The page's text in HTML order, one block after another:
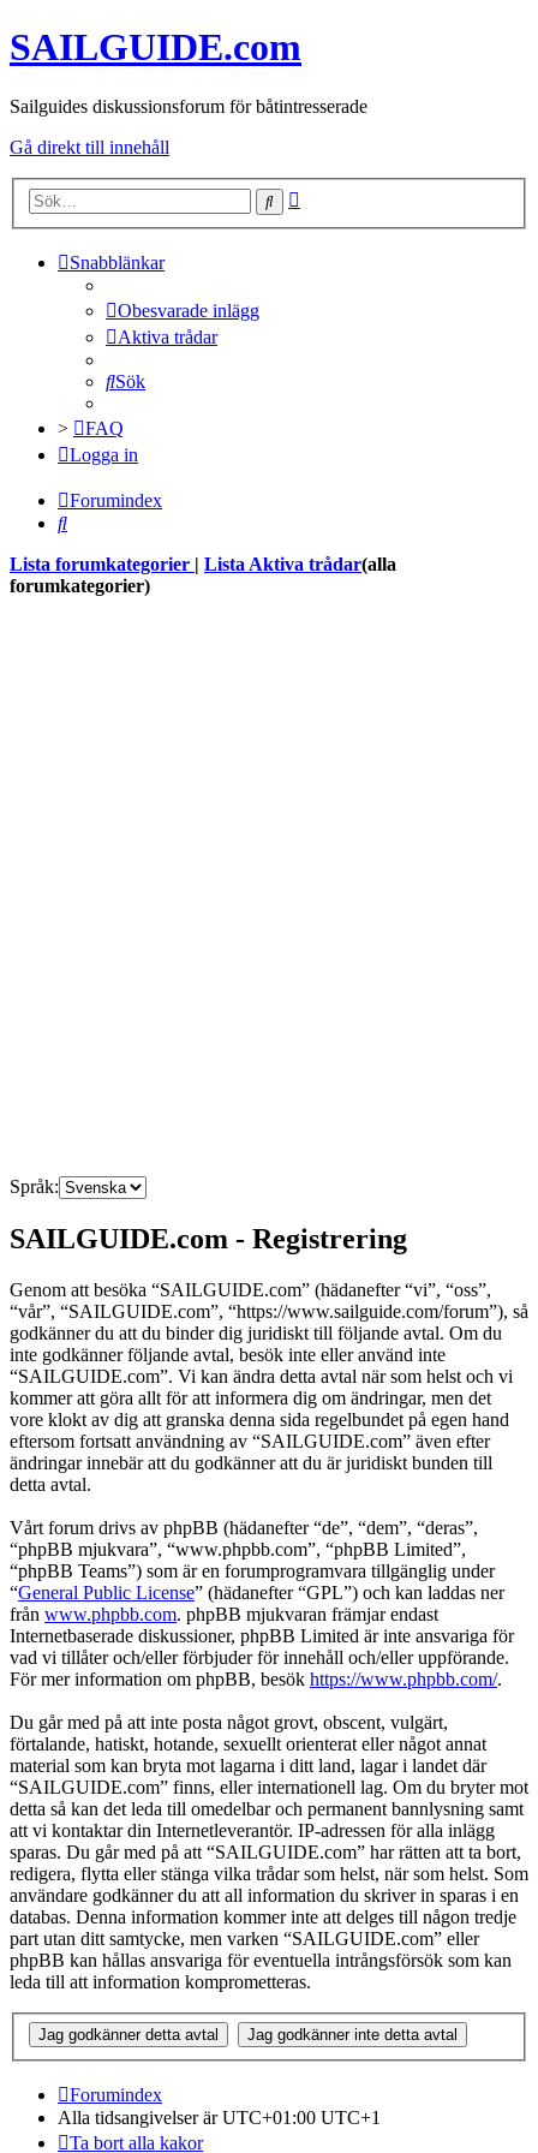
SAILGUIDE.com
Sailguides diskussionsforum för båtintresserade
Gå direkt till innehåll
Sök
Snabblänkar
Obesvarade inlägg
Aktiva trådar
Sök
>
FAQ
Logga in
Forumindex
Sök
Lista forumkategorier Lista Aktiva trådar(alla
forumkategorier)
Språk:
SAILGUIDE.com - Registrering
Genom att besöka “SAILGUIDE.com” (hädanefter “vi”, “oss”,
“vår”, “SAILGUIDE.com”, “https://www.sailguide.com/forum”), så
godkänner du att du binder dig juridiskt till följande avtal. Om du
inte godkänner följande avtal, besök inte eller använd inte
“SAILGUIDE.com”. Vi kan ändra detta avtal när som helst och vi
kommer att göra allt för att informera dig om ändringar, men det
vore klokt av dig att granska denna sida regelbundet på egen hand
eftersom fortsatt användning av “SAILGUIDE.com” även efter
ändringar innebär att du godkänner att du är juridiskt bunden till
detta avtal.
Vårt forum drivs av phpBB (hädanefter “de”, “dem”, “deras”,
“phpBB mjukvara”, “www.phpbb.com”, “phpBB Limited”,
“phpBB Teams”) som är en forumprogramvara tillgänglig under
“General Public License” (hädanefter “GPL”) och kan laddas ner
från www.phpbb.com. phpBB mjukvaran främjar endast
Internetbaserade diskussioner, phpBB Limited är inte ansvariga för
vad vi tillåter och/eller förbjuder för innehåll och/eller uppförande.
För mer information om phpBB, besök https://www.phpbb.com/.
Du går med på att inte posta något grovt, obscent, vulgärt,
förtalande, hatiskt, hotande, sexuellt orienterat eller något annat
material som kan bryta mot lagarna i ditt land, lagar i landet där
“SAILGUIDE.com” finns, eller internationell lag. Om du bryter mot
detta så kan det leda till omedelbar och permanent bannlysning samt
att vi kontaktar din Internetleverantör. IP-adressen för alla inlägg
sparas. Du går med på att “SAILGUIDE.com” har rätten att ta bort,
redigera, flytta eller stänga vilka trådar som helst, när som helst. Som
användare godkänner du att all information du skriver in sparas i en
databas. Denna information kommer inte att delges till någon tredje
part utan ditt samtycke, men varken “SAILGUIDE.com” eller
phpBB kan hållas ansvariga för eventuella intrångsförsök som kan
leda till att information komprometteras.
Forumindex
Alla tidsangivelser är UTC+01:00 UTC+1
Ta bort alla kakor